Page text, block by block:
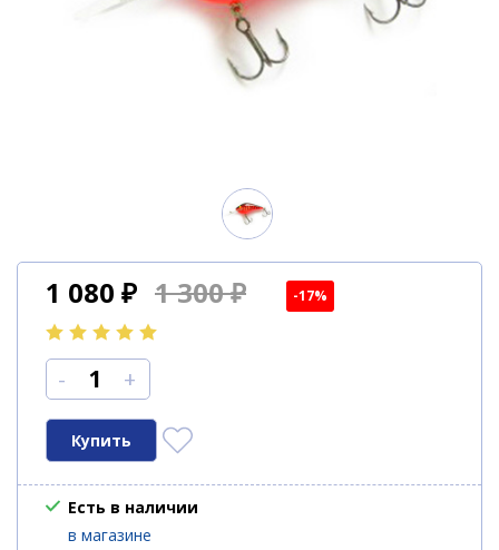
1 080 ₽ 1 300 ₽ -17%
- +
Есть в наличии
в магазине